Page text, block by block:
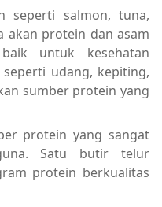
seperti salmon, tuna,
akan protein dan asam
untuk kesehatan
udang, kepiting,
sumber protein yang
protein yang sangat
Satu butir telur
protein berkualitas